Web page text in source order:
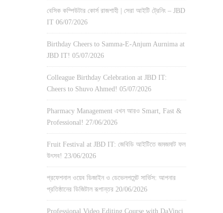
বেসিক কম্পিউটার কোর্স রাজশাহী | সেরা আইটি ট্রেনিং – JBD
IT 06/07/2026
Birthday Cheers to Samma-E-Anjum Aurnima at
JBD IT! 05/07/2026
Colleague Birthday Celebration at JBD IT:
Cheers to Shuvo Ahmed! 05/07/2026
Pharmacy Management এখন আরও Smart, Fast &
Professional! 27/06/2026
Fruit Festival at JBD IT: জেবিডি আইটিতে জমজমাট ফল
উৎসব! 23/06/2026
প্রফেশনাল ওয়েব ডিজাইন ও ডেভেলপমেন্ট সার্ভিস: আপনার
প্রতিষ্ঠানের ডিজিটাল রূপান্তর 20/06/2026
Professional Video Editing Course with DaVinci